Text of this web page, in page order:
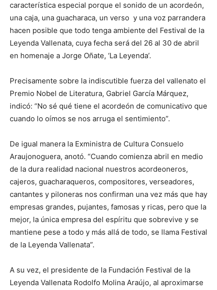
característica especial porque el sonido de un acordeón,
una caja, una guacharaca, un verso y una voz parrandera
hacen posible que todo tenga ambiente del Festival de la
Leyenda Vallenata, cuya fecha será del 26 al 30 de abril
en homenaje a Jorge Oñate, ‘La Leyenda’.
Precisamente sobre la indiscutible fuerza del vallenato el
Premio Nobel de Literatura, Gabriel García Márquez,
indicó: “No sé qué tiene el acordeón de comunicativo que
cuando lo oímos se nos arruga el sentimiento”.
De igual manera la Exministra de Cultura Consuelo
Araujonoguera, anotó. “Cuando comienza abril en medio
de la dura realidad nacional nuestros acordeoneros,
cajeros, guacharaqueros, compositores, verseadores,
cantantes y piloneras nos confirman una vez más que hay
empresas grandes, pujantes, famosas y ricas, pero que la
mejor, la única empresa del espíritu que sobrevive y se
mantiene pese a todo y más allá de todo, se llama Festival
de la Leyenda Vallenata”.
A su vez, el presidente de la Fundación Festival de la
Leyenda Vallenata Rodolfo Molina Araújo, al aproximarse